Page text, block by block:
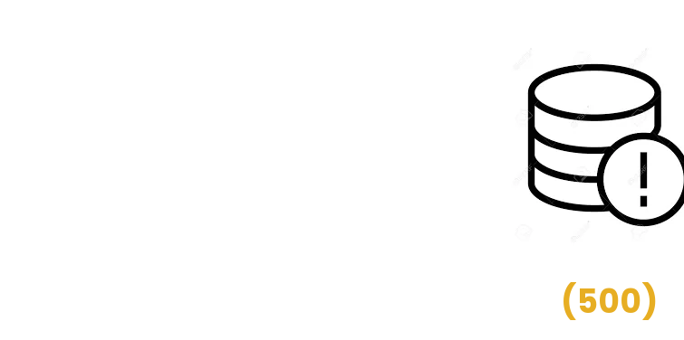
(500)